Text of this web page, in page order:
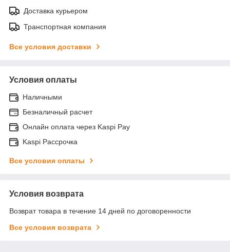
Доставка курьером
Транспортная компания
Все условия доставки
Условия оплаты
Наличными
Безналичный расчет
Онлайн оплата через Kaspi Pay
Kaspi Рассрочка
Все условия оплаты
Условия возврата
Возврат товара в течение 14 дней по договоренности
Все условия возврата